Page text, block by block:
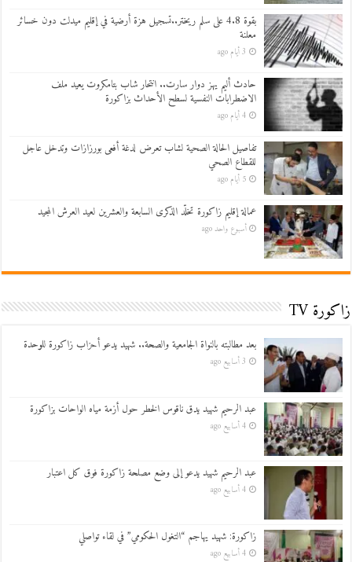
بقوة 4.8 على سلم ريختر..تسجيل هزة أرضية في إقليم ميدلت دون خسائر
معلنة
3 أيام ago
حادث أليم يهز دوار سارت.. انتحار شاب بتامكروت يعيد ملف
الاضطرابات النفسية لسطح الأحداث بزاكورة
4 أيام ago
تفاصيل الحالة الصحية لشاب تعرض لدغة أفعى بورزازات وتدخل عاجل
للقطاع الصحي
5 أيام ago
عمالة إقليم زاكورة تخلّد الذكرى السابعة والعشرين لعيد العرش المجيد
أسبوع واحد ago
زاكورة TV
بعد مطالبته بالنواة الجامعية والصحة.. شهيد يدعو أحزاب زاكورة للوحدة
3 أسابيع ago
عبد الرحيم شهيد يدق ناقوس الخطر حول أزمة مياه الواحات بزاكورة
4 أسابيع ago
عبد الرحيم شهيد يدعو إلى وضع مصلحة زاكورة فوق كل اعتبار
4 أسابيع ago
زاكورة: شهيد يهاجم “التغول الحكومي” في لقاء تواصلي
4 أسابيع ago